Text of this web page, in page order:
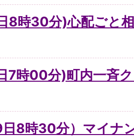
8時30分)心配ごと
7時00分)町内一斉
日8時30分）マイナ